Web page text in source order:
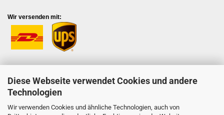
Diese Webseite verwendet Cookies und andere
Technologien
Wir verwenden Cookies und ähnliche Technologien, auch von
Wir versenden mit: